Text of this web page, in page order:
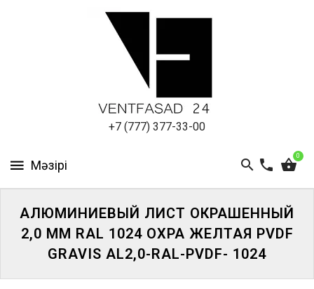
+7 (777) 377-33-00
0
ПАНЕЛИ
АЛЮМИНИЕВЫЙ ЛИСТ ОКРАШЕННЫЙ
2,0 ММ RAL 1024 ОХРА ЖЕЛТАЯ PVDF
GRAVIS AL2,0-RAL-PVDF- 1024